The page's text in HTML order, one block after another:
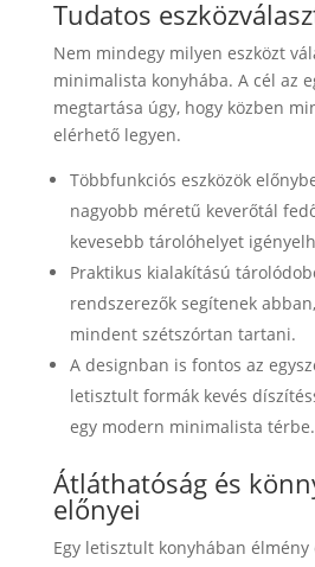
Tudatos
Nem mindegy milyen eszközt
minimalista konyhába. A cél az
megtartása úgy, hogy közben
elérhető legyen.
Többfunkciós eszközök
nagyobb méretű keverőtál
kevesebb tárolóhelyet
Praktikus kialakítású
rendszerezők segítenek
mindent szétszórtan tartani.
A designban is fontos az
letisztult formák kevés
egy modern minimalista térbe.
Átláthatóság és
előnyei
Egy letisztult konyhában élmény